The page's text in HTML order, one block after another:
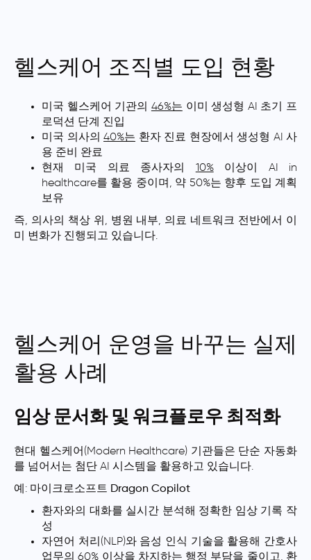
헬스케어 조직별 도입 현황
미국 헬스케어 기관의 46%는 이미 생성형 AI 초기 프
로덕션 단계 진입
미국 의사의 40%는 환자 진료 현장에서 생성형 AI 사
용 준비 완료
현재 미국 의료 종사자의 10%이상이 AI in
healthcare를 활용 중이며, 약 50%는 향후 도입 계획
보유
즉, 의사의 책상 위, 병원 내부, 의료 네트워크 전반에서 이
미 변화가 진행되고 있습니다.
헬스케어 운영을 바꾸는 실제
활용 사례
임상 문서화 및 워크플로우 최적화
현대 헬스케어(Modern Healthcare) 기관들은 단순 자동화
를 넘어서는 첨단 AI 시스템을 활용하고 있습니다.
예: 마이크로소프트 Dragon Copilot
환자와의 대화를 실시간 분석해 정확한 임상 기록 작
성
자연어 처리(NLP)와 음성 인식 기술을 활용해 간호사
업무의60% 이상을 차지하는 행정 부담을 줄이고, 환